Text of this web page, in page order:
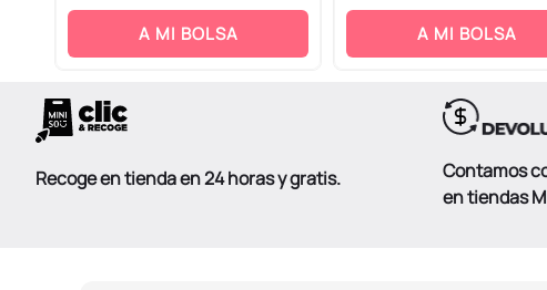
ENVIAR COMENTARIO
A MI BOLSA A MI BOLSA
Recoge en tienda en 24 horas y gratis.
Contamos
en tiendas